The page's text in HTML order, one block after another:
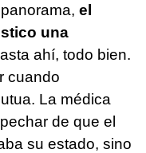
el
una
ahí, todo bien.
cuando
La médica
de que el
su estado, sino